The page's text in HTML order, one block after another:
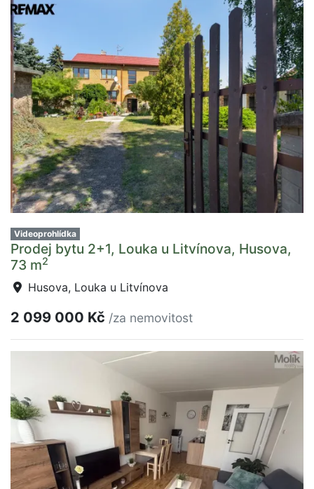
Videoprohlídka
Prodej bytu 2+1, Louka u Litvínova, Husova,
73 m2
Husova, Louka u Litvínova
2 099 000 Kč /za nemovitost